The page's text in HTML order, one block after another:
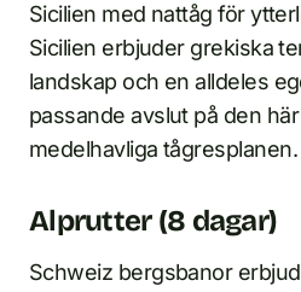
Sicilien med nattåg för
Sicilien erbjuder grekiska
landskap och en alldeles
passande avslut på den
medelhavliga tågresplanen.
Alprutter (8 dagar)
Schweiz bergsbanor